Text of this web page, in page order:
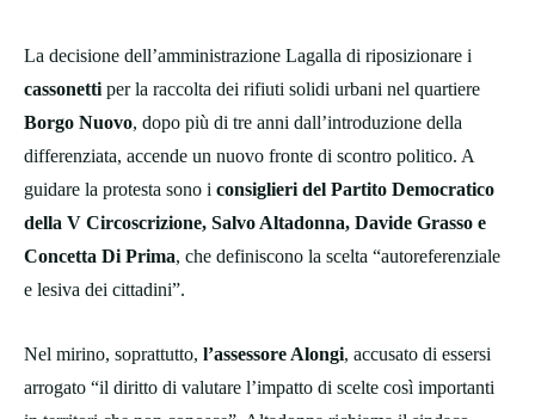
La decisione dell’amministrazione Lagalla di riposizionare i
cassonetti per la raccolta dei rifiuti solidi urbani nel quartiere
Borgo Nuovo, dopo più di tre anni dall’introduzione della
differenziata, accende un nuovo fronte di scontro politico. A
guidare la protesta sono i consiglieri del Partito Democratico
della V Circoscrizione, Salvo Altadonna, Davide Grasso e
Concetta Di Prima, che definiscono la scelta “autoreferenziale
e lesiva dei cittadini”.
Nel mirino, soprattutto, l’assessore Alongi, accusato di essersi
arrogato “il diritto di valutare l’impatto di scelte così importanti